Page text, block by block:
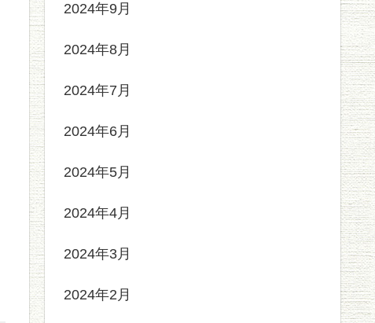
2024年9月
2024年8月
2024年7月
2024年6月
2024年5月
2024年4月
2024年3月
2024年2月